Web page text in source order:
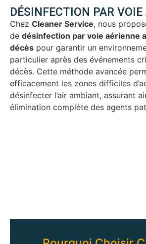
DÉSINFECTION PAR
Chez Cleaner Service, nous
de désinfection par voie aérienne
décès pour garantir un
particulier après des événements
décès. Cette méthode avancée
efficacement les zones difficiles
désinfecter l’air ambiant, assurant
élimination complète des agents